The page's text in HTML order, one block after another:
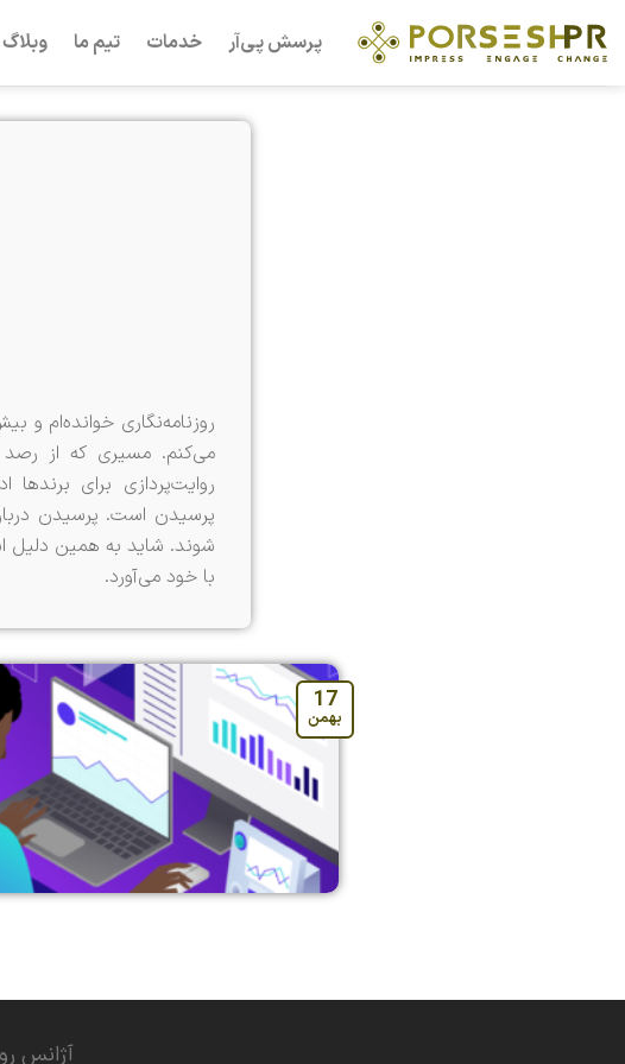
to
content
پرسش پی‌آر خدمات تیم ما وبلاگ
روزنامه‌نگاری خوانده‌ام
می‌کنم. مسیری که از رصد
روایت‌پردازی برای
پرسیدن است. پرسیدن
شوند. شاید به همین دلیل
با خود می‌آورد.
17
بهمن
آژانس